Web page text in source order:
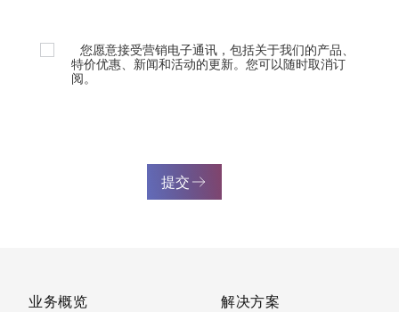
您愿意接受营销电子通讯，包括关于我们的产品、
特价优惠、新闻和活动的更新。您可以随时取消订
阅。
提交
业务概览
解决方案